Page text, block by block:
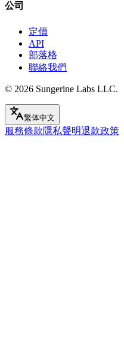
公司
定價
API
部落格
聯絡我們
© 2026 Sungerine Labs LLC.
繁体中文
服務條款隱私聲明退款政策